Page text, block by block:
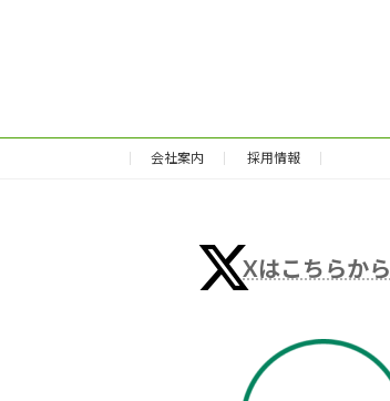
会社案内 採用情報
Xはこちらから